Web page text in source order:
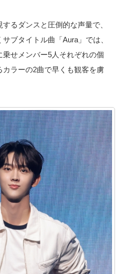
るダンスと圧倒的な声量で、
ブタイトル曲「Aura」では、
せメンバー5人それぞれの個
ラーの2曲で早くも観客を虜